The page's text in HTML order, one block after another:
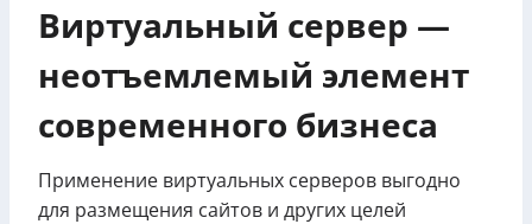
Виртуальный сервер —
неотъемлемый элемент
современного бизнеса
Применение виртуальных серверов выгодно
для размещения сайтов и других целей